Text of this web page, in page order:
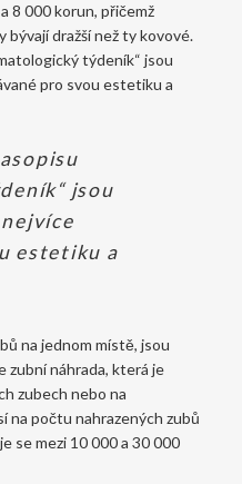
8 000 korun, přičemž
bývají dražší než ty kovové.
týdeník“ jsou
pro svou estetiku a
jsou
estetiku a
na jednom místě, jsou
zubní náhrada, která je
zubech nebo na
na počtu nahrazených zubů
se mezi 10 000 a 30 000